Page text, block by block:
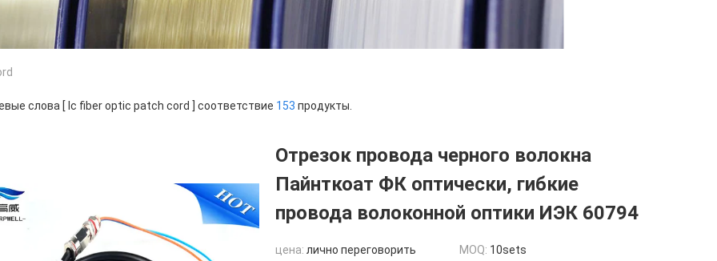
слова [ lc fiber optic patch cord ] соответствие 153 продукты.
Отрезок провода черного волокна
Пайнткоат ФК оптически, гибкие
провода волоконной оптики ИЭК 60794
цена: лично переговорить MOQ: 10sets